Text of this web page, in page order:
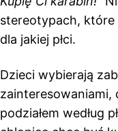
stereotypach,
dla jakiej płci.
Dzieci wybierają
zainteresowaniami,
podziałem według